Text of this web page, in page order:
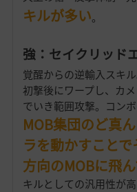
キルが多い。
強：セイクリッド
覚醒からの逆輸入スキル
初撃後にワープし、カ
でいき範囲攻撃。コン
MOB集団のど真
ラを動かすこと
方向のMOBに飛
キルとしての汎用性が高